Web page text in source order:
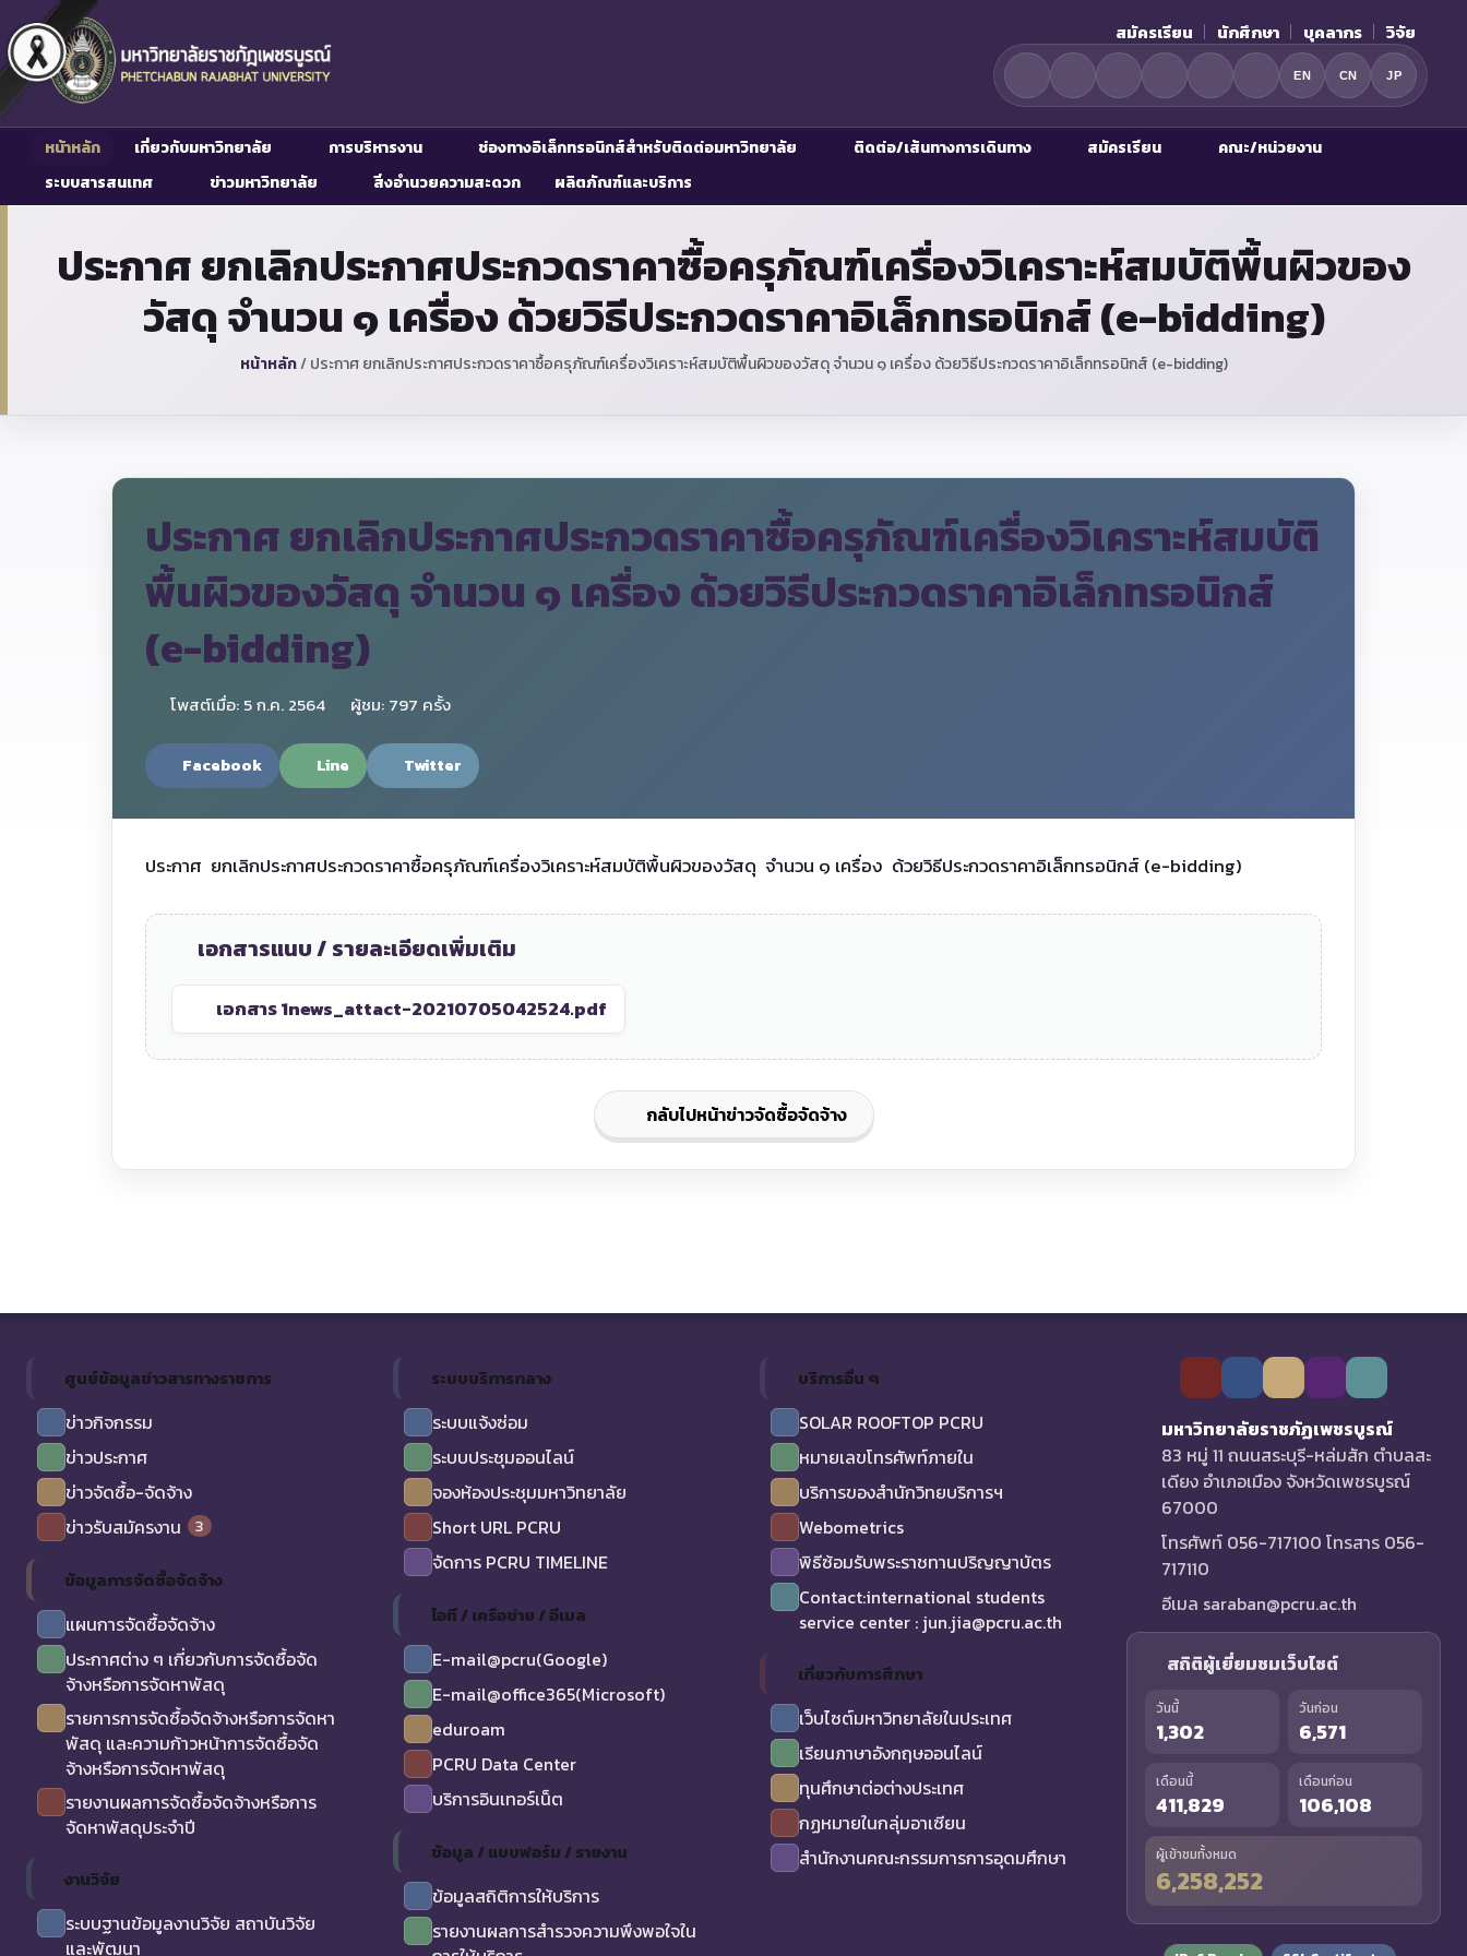
สมัครเรียน นักศึกษา บุคลากร วิจัย
EN CN JP
หน้าหลัก เกี่ยวกับมหาวิทยาลัย การบริหารงาน ช่องทางอิเล็กทรอนิกส์สำหรับติดต่อมหาวิทยาลัย ติดต่อ/เส้นทางการเดินทาง สมัครเรียน
คณะ/หน่วยงาน
ระบบสารสนเทศ
ข่าวมหาวิทยาลัย สิ่งอำนวยความสะดวก ผลิตภัณฑ์และบริการ
ประกาศ ยกเลิกประกาศประกวดราคาซื้อครุภัณฑ์เครื่องวิเคราะห์สมบัติพื้นผิวของ
วัสดุ จำนวน ๑ เครื่อง ด้วยวิธีประกวดราคาอิเล็กทรอนิกส์ (e-bidding)
หน้าหลัก/ ประกาศ ยกเลิกประกาศประกวดราคาซื้อครุภัณฑ์เครื่องวิเคราะห์สมบัติพื้นผิวของวัสดุ จำนวน ๑ เครื่อง ด้วยวิธีประกวดราคาอิเล็กทรอนิกส์ (e-bidding)
ประกาศ ยกเลิกประกาศประกวดราคาซื้อครุภัณฑ์เครื่องวิเคราะห์สมบัติ
พื้นผิวของวัสดุ จำนวน ๑ เครื่อง ด้วยวิธีประกวดราคาอิเล็กทรอนิกส์
(e-bidding)
โพสต์เมื่อ: 5 ก.ค. 2564 ผู้ชม: 797 ครั้ง
Facebook Line Twitter
ประกาศ ยกเลิกประกาศประกวดราคาซื้อครุภัณฑ์เครื่องวิเคราะห์สมบัติพื้นผิวของวัสดุ จำนวน ๑ เครื่อง ด้วยวิธีประกวดราคาอิเล็กทรอนิกส์ (e-bidding)
เอกสารแนบ / รายละเอียดเพิ่มเติม
เอกสาร 1news_attact-20210705042524.pdf
กลับไปหน้าข่าวจัดซื้อจัดจ้าง
ศูนย์ข้อมูลข่าวสารทางราชการ
ข่าวกิจกรรม
ข่าวประกาศ
ข่าวจัดซื้อ-จัดจ้าง
ข่าวรับสมัครงาน
3
ข้อมูลการจัดซื้อจัดจ้าง
แผนการจัดซื้อจัดจ้าง
ประกาศต่าง ๆ เกี่ยวกับการจัดซื้อจัด
จ้างหรือการจัดหาพัสดุ
รายการการจัดซื้อจัดจ้างหรือการจัดหา
พัสดุ และความก้าวหน้าการจัดซื้อจัด
จ้างหรือการจัดหาพัสดุ
รายงานผลการจัดซื้อจัดจ้างหรือการ
จัดหาพัสดุประจำปี
งานวิจัย
ระบบฐานข้อมูลงานวิจัย สถาบันวิจัย
และพัฒนา
ระบบบริการกลาง
ระบบแจ้งซ่อม
ระบบประชุมออนไลน์
จองห้องประชุมมหาวิทยาลัย
Short URL PCRU
จัดการ PCRU TIMELINE
ไอที / เครือข่าย / อีเมล
E-mail@pcru(Google)
E-mail@office365(Microsoft)
eduroam
PCRU Data Center
บริการอินเทอร์เน็ต
ข้อมูล / แบบฟอร์ม / รายงาน
ข้อมูลสถิติการให้บริการ
รายงานผลการสำรวจความพึงพอใจใน
บริการอื่น ๆ
SOLAR ROOFTOP PCRU
หมายเลขโทรศัพท์ภายใน
บริการของสำนักวิทยบริการฯ
Webometrics
พิธีซ้อมรับพระราชทานปริญญาบัตร
Contact:international students
service center : jun.jia@pcru.ac.th
เกี่ยวกับการศึกษา
เว็บไซต์มหาวิทยาลัยในประเทศ
เรียนภาษาอังกฤษออนไลน์
ทุนศึกษาต่อต่างประเทศ
กฏหมายในกลุ่มอาเซียน
สำนักงานคณะกรรมการการอุดมศึกษา
มหาวิทยาลัยราชภัฏเพชรบูรณ์
83 หมู่ 11 ถนนสระบุรี-หล่มสัก ตำบลสะ
เดียง อำเภอเมือง จังหวัดเพชรบูรณ์
67000
โทรศัพท์ 056-717100 โทรสาร 056-
717110
อีเมล saraban@pcru.ac.th
สถิติผู้เยี่ยมชมเว็บไซต์
วันนี้
1,302
วันก่อน
6,571
เดือนนี้
411,829
เดือนก่อน
106,108
ผู้เข้าชมทั้งหมด
6,258,252